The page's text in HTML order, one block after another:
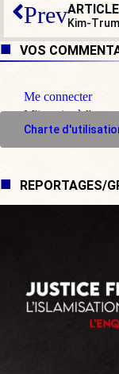
Prev
VOS
Me connecter
M'inscrire à
Charte
REPORTAGES/